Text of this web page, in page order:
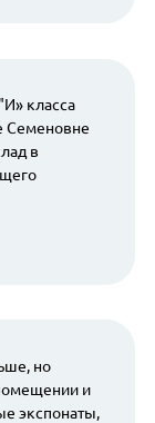
класса
Семеновне
в
но
и
экспонаты,